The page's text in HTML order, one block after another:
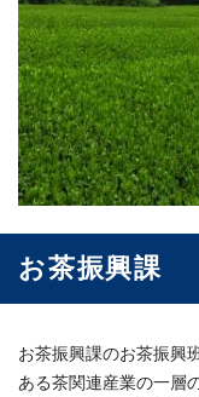
お茶振興課
お茶振興課のお茶振興
ある茶関連産業の一層